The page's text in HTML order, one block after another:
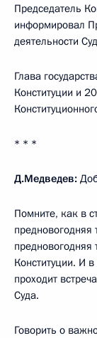
Председатель
информировал
деятельности
Глава
Конституции и
* * *
Д.Медведев:
Помните, как в
предновогодняя
Конституции. И
проходит
Суда.
Говорить о